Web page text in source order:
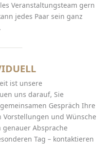
Veranstaltungsteam gern
jedes Paar sein ganz
ist unsere
uns darauf, Sie
Gespräch Ihre
und Wünsche
Absprache
Tag – kontaktieren